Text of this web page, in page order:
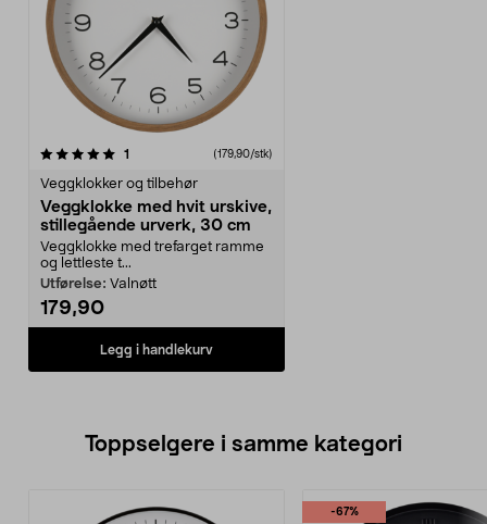
1 (179,90/stk)
Veggklokker og tilbehør
Veggklokke med hvit urskive,
stillegående urverk, 30 cm
Veggklokke med trefarget ramme
og lettleste t...
Utførelse: Valnøtt
179,90
Legg i handlekurv
Toppselgere i samme kategori
-67%